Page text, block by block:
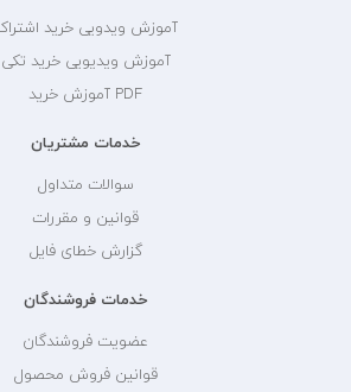
آموزش ویدویی خرید
آموزش ویدیویی خرید تکی
PDF آموزش خرید
خدمات مشتریان
سوالات متداول
قوانین و مقررات
گزارش خطای فایل
خدمات فروشندگان
عضویت فروشندگان
قوانین فروش محصول